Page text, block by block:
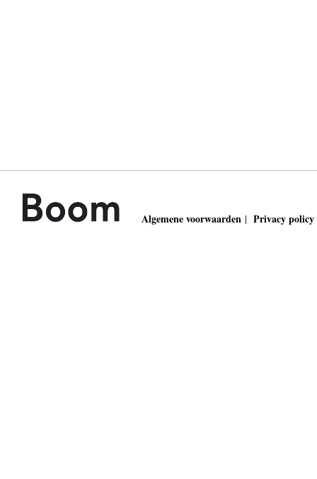
Algemene voorwaarden | Privacy policy